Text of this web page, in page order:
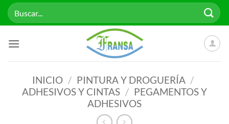
Saltar
Buscar
por:
INICIO / PINTURA Y DROGUERÍA /
ADHESIVOS Y CINTAS / PEGAMENTOS Y
ADHESIVOS